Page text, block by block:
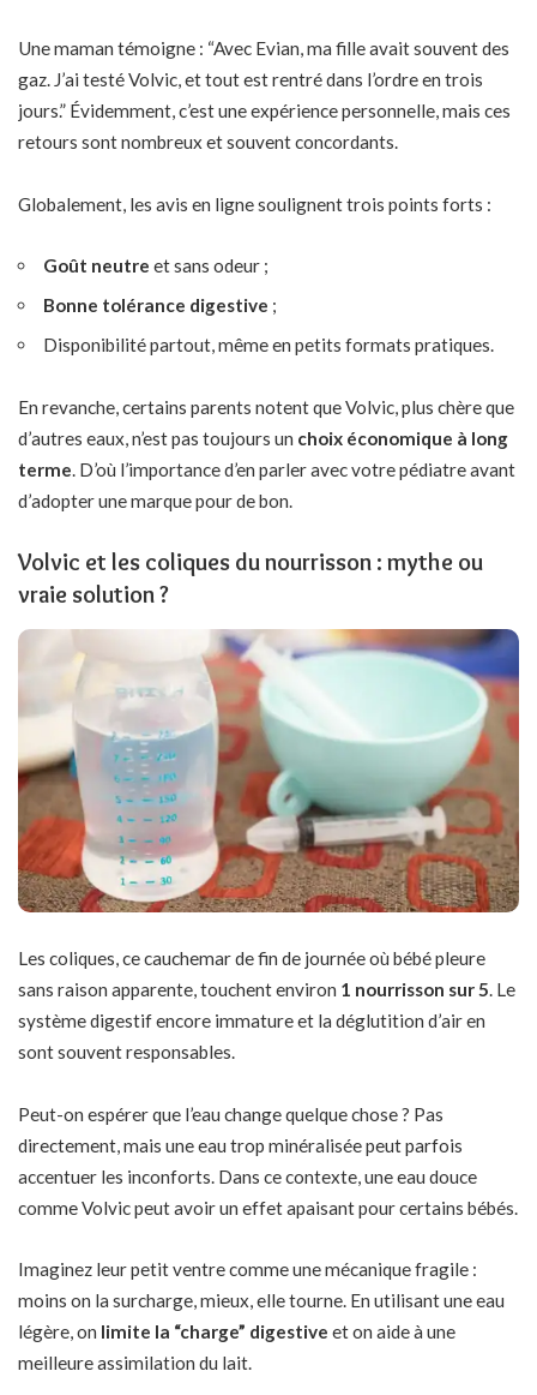
Une maman témoigne : “Avec Evian, ma fille avait souvent des
gaz. J’ai testé Volvic, et tout est rentré dans l’ordre en trois
jours.” Évidemment, c’est une expérience personnelle, mais ces
retours sont nombreux et souvent concordants.
Globalement, les avis en ligne soulignent trois points forts :
Goût neutre et sans odeur ;
Bonne tolérance digestive ;
Disponibilité partout, même en petits formats pratiques.
En revanche, certains parents notent que Volvic, plus chère que
d’autres eaux, n’est pas toujours un choix économique à long
terme. D’où l’importance d’en parler avec votre pédiatre avant
d’adopter une marque pour de bon.
Volvic et les coliques du nourrisson : mythe ou
vraie solution ?
Les coliques, ce cauchemar de fin de journée où bébé pleure
sans raison apparente, touchent environ 1 nourrisson sur 5. Le
système digestif encore immature et la déglutition d’air en
sont souvent responsables.
Peut-on espérer que l’eau change quelque chose ? Pas
directement, mais une eau trop minéralisée peut parfois
accentuer les inconforts. Dans ce contexte, une eau douce
comme Volvic peut avoir un effet apaisant pour certains bébés.
Imaginez leur petit ventre comme une mécanique fragile :
moins on la surcharge, mieux, elle tourne. En utilisant une eau
légère, on limite la “charge” digestive et on aide à une
meilleure assimilation du lait.